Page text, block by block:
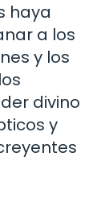
haya
a los
y los
divino
y